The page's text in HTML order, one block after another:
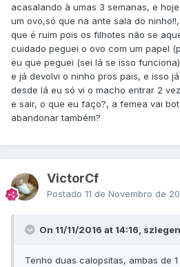
acasalando à umas 3 semanas, e
um ovo,só que na ante sala do
que é ruim pois os filhotes não se
cuidado peguei o ovo com um papel
eu que peguei (sei lá se isso
e já devolvi o ninho pros pais, e isso
desde lá eu só vi o macho entrar 2
e sair, o que eu faço?, a femea vai
abandonar também?
VictorCf
Postado 11 de Novembro de
On 11/11/2016 at 14:16,
Tenho duas calopsitas, ambas de